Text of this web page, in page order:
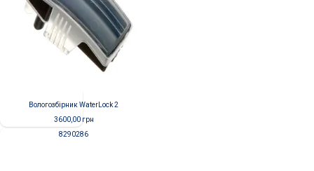
Вологозбірник WaterLock 2
3600,00грн
8290286